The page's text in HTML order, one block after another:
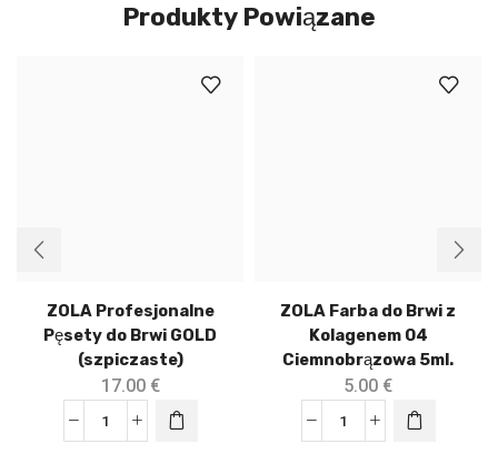
Produkty Powiązane
ZOLA Profesjonalne
Pęsety do Brwi GOLD
(szpiczaste)
17.00 €
ZOLA Farba do Brwi z
Kolagenem 04
Ciemnobrązowa 5ml.
5.00 €